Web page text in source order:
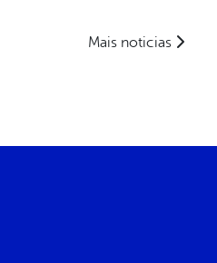
Mais noticias